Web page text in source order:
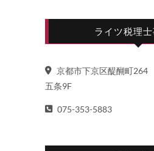
ライツ税理
京都市下京区醍醐町264
五条9F
075-353-5883